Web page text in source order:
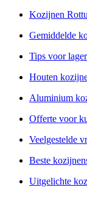
Kozijnen
Gemiddelde
Tips voor
Houten
Aluminium
Offerte voor
Veelgestelde
Beste
Uitgelichte